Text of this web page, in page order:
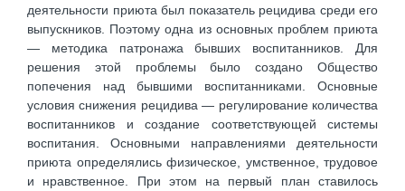
деятельности приюта был показатель рецидива среди его
выпускников. Поэтому одна из основных проблем приюта
— методика патронажа бывших воспитанников. Для
решения этой проблемы было создано Общество
попечения над бывшими воспитанниками. Основные
условия снижения рецидива — регулирование количества
воспитанников и создание соответствующей системы
воспитания. Основными направлениями деятельности
приюта определялись физическое, умственное, трудовое
и нравственное. При этом на первый план ставилось